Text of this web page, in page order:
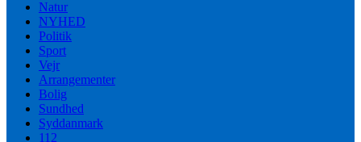
Natur
NYHED
Politik
Sport
Vejr
Arrangementer
Bolig
Sundhed
Syddanmark
112